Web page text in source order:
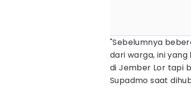
"Sebelumnya
dari warga, ini
di Jember Lor tapi
Supadmo saat